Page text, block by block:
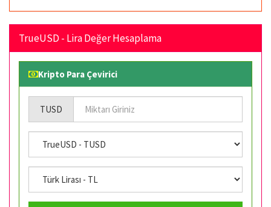
TrueUSD - Lira Değer Hesaplama
Kripto Para Çevirici
TUSD